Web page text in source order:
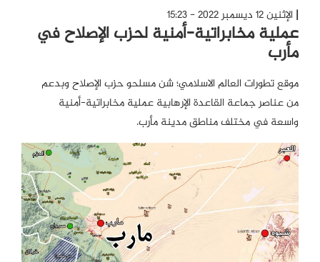
الإثنين 12 ديسمبر 2022 - 15:23
عملية مخابراتية-أمنية لحزب الإصلاح في
مأرب
موقع تطورات العالم الاسلامي؛ شن مسلحو حزب الإصلاح وبدعم
من عناصر جماعة القاعدة الإرهابية عملية مخابراتية-أمنية
واسعة في مختلف مناطق مدينة مأرب.